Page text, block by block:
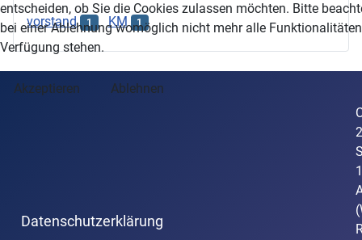
vorstand 1 KM 1
Datenschutzerklärung
entscheiden, ob Sie die Cookies zulassen möchten. Bitte
bei einer Ablehnung womöglich nicht mehr alle
Verfügung stehen.
Akzeptieren Ablehnen